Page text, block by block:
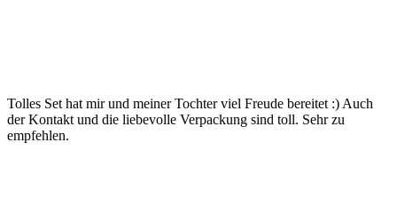
Tolles Set hat mir und meiner Tochter viel Freude bereitet :) Auch
der Kontakt und die liebevolle Verpackung sind toll. Sehr zu
empfehlen.